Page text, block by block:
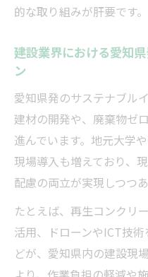
的な取り組みが肝要です。
建設業界における愛知
ン
愛知県発のサステナブル
建材の開発や、廃棄物ゼ
進んでいます。地元大学
現場導入も増えており、
配慮の両立が実現しつつあ
たとえば、再生コンクリ
活用、ドローンやICT技
どが、愛知県内の建設現